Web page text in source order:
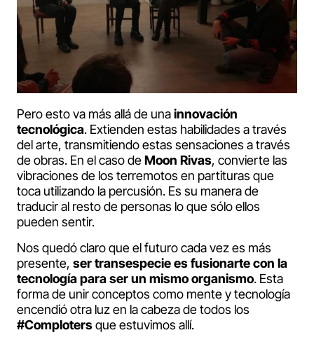
Pero esto va más allá de unainnovación
tecnológica. Extienden estas habilidades a través
del arte, transmitiendo estas sensaciones a través
de obras. En el caso deMoon Rivas, convierte las
vibraciones de los terremotos en partituras que
toca utilizando la percusión. Es su manera de
traducir al resto de personas lo que sólo ellos
pueden sentir.
Nos quedó claro que el futuro cada vez es más
presente, ser transespecie es fusionarte con la
tecnología para ser un mismo organismo. Esta
forma de unir conceptos como mente y tecnología
encendió otra luz en la cabeza de todos los
#Complotersque estuvimos allí.